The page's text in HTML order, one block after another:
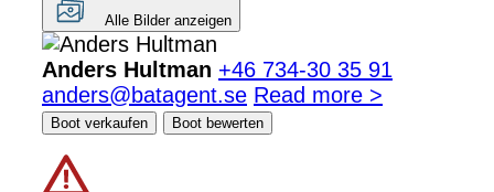
Alle Bilder anzeigen
Anders Hultman +46 734-30 35 91
anders@batagent.se Read more >
Boot verkaufen Boot bewerten